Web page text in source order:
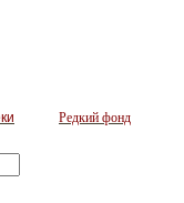
Редкий фонд